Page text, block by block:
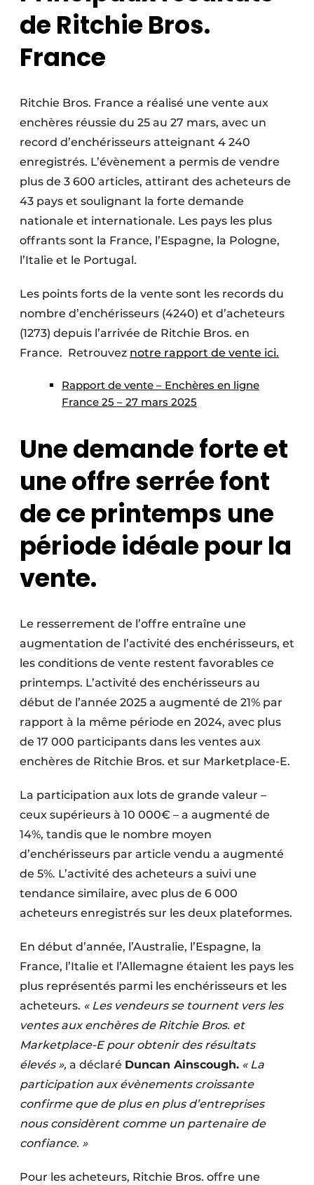
de Ritchie Bros.
France
Ritchie Bros. France a réalisé une vente aux
enchères réussie du 25 au 27 mars, avec un
record d’enchérisseurs atteignant 4 240
enregistrés. L’évènement a permis de vendre
plus de 3 600 articles, attirant des acheteurs de
43 pays et soulignant la forte demande
nationale et internationale. Les pays les plus
offrants sont la France, l’Espagne, la Pologne,
l’Italie et le Portugal.
Les points forts de la vente sont les records du
nombre d’enchérisseurs (4240) et d’acheteurs
(1273) depuis l’arrivée de Ritchie Bros. en
France. Retrouvez notre rapport de vente ici.
Rapport de vente – Enchères en ligne
France 25 – 27 mars 2025
Une demande forte et
une offre serrée font
de ce printemps une
période idéale pour la
vente.
Le resserrement de l’offre entraîne une
augmentation de l’activité des enchérisseurs, et
les conditions de vente restent favorables ce
printemps. L’activité des enchérisseurs au
début de l’année 2025 a augmenté de 21% par
rapport à la même période en 2024, avec plus
de 17 000 participants dans les ventes aux
enchères de Ritchie Bros. et sur Marketplace-E.
La participation aux lots de grande valeur –
ceux supérieurs à 10 000€ – a augmenté de
14%, tandis que le nombre moyen
d’enchérisseurs par article vendu a augmenté
de 5%. L’activité des acheteurs a suivi une
tendance similaire, avec plus de 6 000
acheteurs enregistrés sur les deux plateformes.
En début d’année, l’Australie, l’Espagne, la
France, l’Italie et l’Allemagne étaient les pays les
plus représentés parmi les enchérisseurs et les
acheteurs. « Les vendeurs se tournent vers les
ventes aux enchères de Ritchie Bros. et
Marketplace-E pour obtenir des résultats
élevés », a déclaré Duncan Ainscough. « La
participation aux évènements croissante
confirme que de plus en plus d’entreprises
nous considèrent comme un partenaire de
confiance. »
Pour les acheteurs, Ritchie Bros. offre une